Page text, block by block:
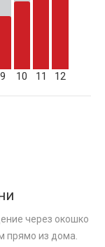
9 10 11 12
через окошко
прямо из дома.